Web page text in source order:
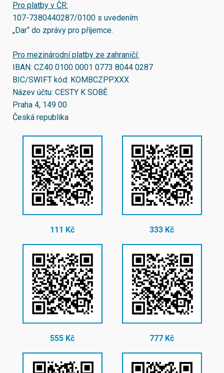
Pro platby v ČR:
107-7380440287/0100 s uvedením
„Dar“ do zprávy pro příjemce.
Pro mezinárodní platby ze zahraničí:
IBAN: CZ40 0100 0001 0773 8044 0287
BIC/SWIFT kód: KOMBCZPPXXX
Název účtu: CESTY K SOBĚ
Praha 4, 149 00
Česká republika
111 Kč 333 Kč
555 Kč 777 Kč